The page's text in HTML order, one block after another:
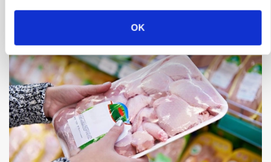
OK
Maskiner landmænd i gang